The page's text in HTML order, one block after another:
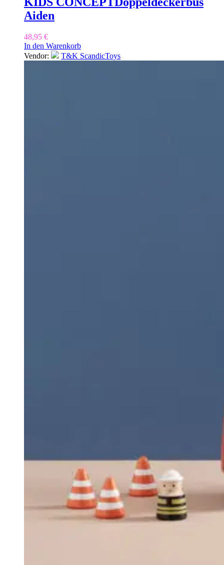
Aiden
48,95 €
In den Warenkorb
Vendor:
T&K ScandicToys